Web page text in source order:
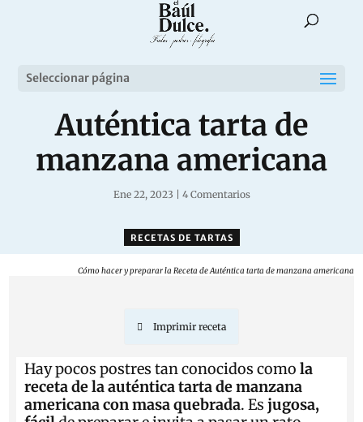
Seleccionar página
Auténtica tarta de
manzana americana
Ene 22, 2023 4 Comentarios
RECETAS DE TARTAS
Cómo hacer y preparar la Receta de Auténtica tarta de manzana americana
Imprimir receta
Hay pocos postres tan conocidos comola
receta de la auténtica tarta de manzana
americana con masa quebrada. Esjugosa,